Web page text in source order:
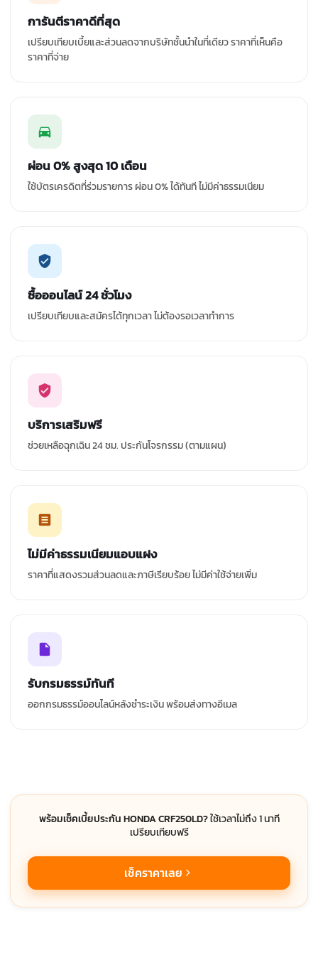
การันตีราคาดีที่สุด
เปรียบเทียบเบี้ยและส่วนลดจากบริษัทชั้นนำในที่เดียว ราคาที่เห็นคือ
ราคาที่จ่าย
ผ่อน 0% สูงสุด 10 เดือน
ใช้บัตรเครดิตที่ร่วมรายการ ผ่อน 0% ได้ทันที ไม่มีค่าธรรมเนียม
ซื้อออนไลน์ 24 ชั่วโมง
เปรียบเทียบและสมัครได้ทุกเวลา ไม่ต้องรอเวลาทำการ
บริการเสริมฟรี
ช่วยเหลือฉุกเฉิน 24 ชม. ประกันโจรกรรม (ตามแผน)
ไม่มีค่าธรรมเนียมแอบแฝง
ราคาที่แสดงรวมส่วนลดและภาษีเรียบร้อย ไม่มีค่าใช้จ่ายเพิ่ม
รับกรมธรรม์ทันที
ออกกรมธรรม์ออนไลน์หลังชำระเงิน พร้อมส่งทางอีเมล
พร้อมเช็คเบี้ยประกัน HONDA CRF250LD?ใช้เวลาไม่ถึง 1 นาที
เปรียบเทียบฟรี
เช็คราคาเลย